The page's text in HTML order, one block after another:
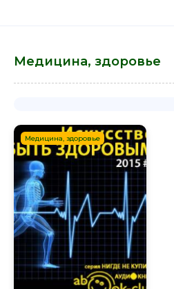
Медицина, здоровье
Медицина, здоровье